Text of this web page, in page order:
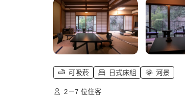
可吸菸 日式床組 河景
2－7 位住客